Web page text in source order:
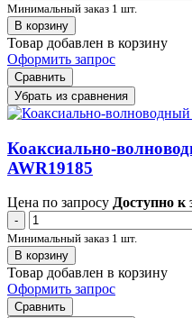
Минимальный заказ 1 шт.
В корзину
Товар добавлен в корзину
Оформить запрос
Сравнить
Убрать из сравнения
Коаксиально-
AWR19185
Цена по запросу Доступно к
-
Минимальный заказ 1 шт.
В корзину
Товар добавлен в корзину
Оформить запрос
Сравнить